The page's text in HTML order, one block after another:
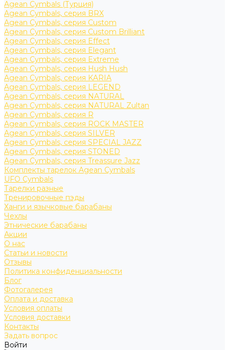
Agean Cymbals (Турция)
Agean Cymbals, серия BRX
Agean Cymbals, серия Custom
Agean Cymbals, серия Custom Brilliant
Agean Cymbals, серия Effect
Agean Cymbals, серия Elegant
Agean Cymbals, серия Extreme
Agean Cymbals, серия Hush Hush
Agean Cymbals, серия KARIA
Agean Cymbals, серия LEGEND
Agean Cymbals, серия NATURAL
Agean Cymbals, серия NATURAL Zultan
Agean Cymbals, серия R
Agean Cymbals, серия ROCK MASTER
Agean Cymbals, серия SILVER
Agean Cymbals, серия SPECIAL JAZZ
Agean Cymbals, серия STONED
Agean Cymbals, серия Treassure Jazz
Комплекты тарелок Agean Cymbals
UFO Cymbals
Тарелки разные
Тренировочные пэды
Ханги и язычковые барабаны
Чехлы
Этнические барабаны
Акции
О нас
Статьи и новости
Отзывы
Политика конфиденциальности
Блог
Фотогалерея
Оплата и доставка
Условия оплаты
Условия доставки
Контакты
Задать вопрос
Войти